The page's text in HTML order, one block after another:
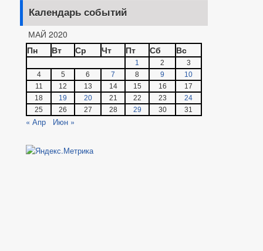
Календарь событий
МАЙ 2020
Пн
Вт Ср Чт Пт Сб Вс
1 2
3
4
5 6 7 8 9
10
11
12 13 14 15 16
17
18
19 20 21 22 23
24
25
26 27 28 29 30 31
« Апр Июн »